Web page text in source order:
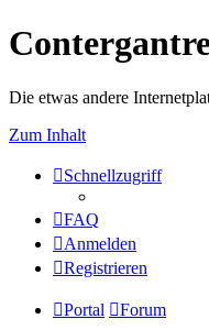
Die etwas andere
Zum Inhalt
Schnellzugriff
FAQ
Anmelden
Registrieren
Portal Forum